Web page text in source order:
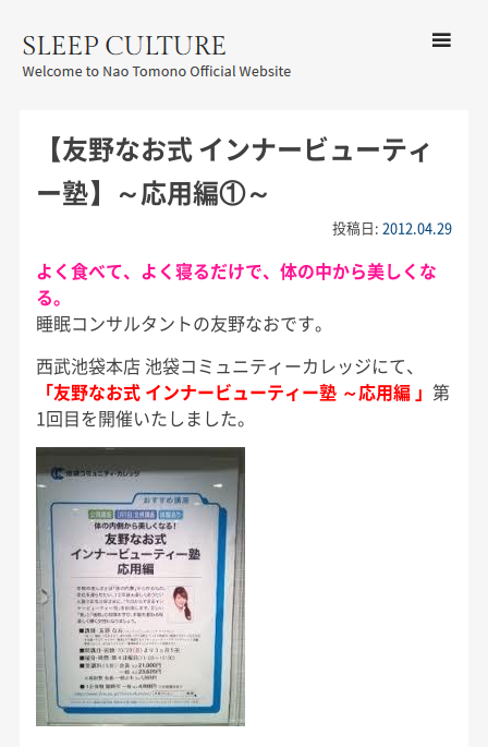
CULTURE
ュ
ツへ移動
【友野なお式 インナービューティ
ー塾】～応用編①～
投稿日:2012.04.29
よく食べて、よく寝るだけで、体の中から美しくな
る。
睡眠コンサルタントの友野なおです。
西武池袋本店 池袋コミュニティーカレッジにて、
「友野なお式 インナービューティー塾 ～応用編 」 第
1回目を開催いたしました。